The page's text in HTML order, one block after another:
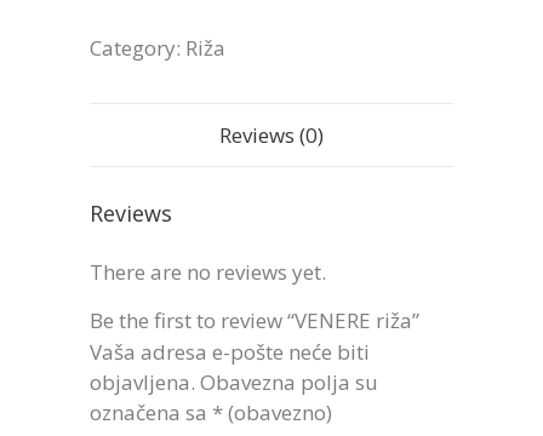
Category: Riža
Reviews (0)
Reviews
There are no reviews yet.
Be the first to review “VENERE riža”
Vaša adresa e-pošte neće biti
objavljena. Obavezna polja su
označena sa * (obavezno)